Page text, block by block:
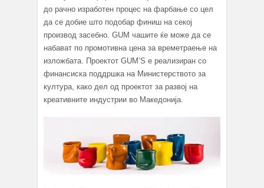
до рачно изработен процес на фарбање со цел
да се добие што подобар финиш на секој
производ засебно. GUM чашите ќе може да се
набават по промотивна цена за времетраење на
изложбата. Проектот GUM’S е реализиран со
финансиска поддршка на Министерството за
култура, како дел од проектот за развој на
креативните индустрии во Македонија.